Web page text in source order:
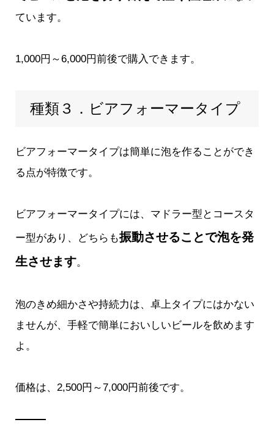
ています。
1,000円～6,000円前後で購入できます。
種類３．ビアフォーマータイプ
ビアフォーマータイプは簡単に泡を作ることができ
る点が特徴です。
ビアフォーマータイプには、マドラー型とコースタ
ー型があり、どちらも振動させることで泡を発
生させます。
泡のきめ細かさや持続力は、卓上タイプにはかない
ませんが、手軽で簡単においしいビールを飲めます
よ。
価格は、2,500円～7,000円前後です。